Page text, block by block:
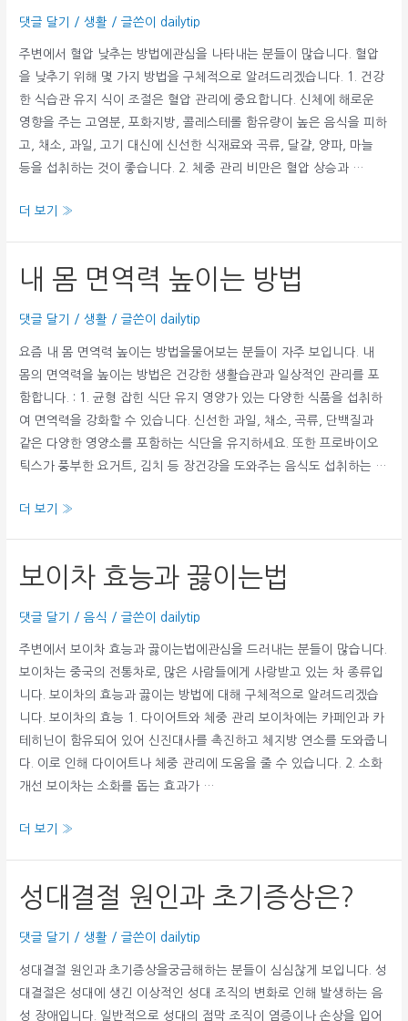
기
증
상
원
인
과
예
법
댓글 달기 /생활 / 글쓴이 dailytip
주변에서 혈압 낮추는 방법에관심을 나타내는 분들이 많습니다. 혈압
을 낮추기 위해 몇 가지 방법을 구체적으로 알려드리겠습니다. 1. 건강
한 식습관 유지 식이 조절은 혈압 관리에 중요합니다. 신체에 해로운
영향을 주는 고염분, 포화지방, 콜레스테롤 함유량이 높은 음식을 피하
고, 채소, 과일, 고기 대신에 신선한 식재료와 곡류, 달걀, 양파, 마늘
등을 섭취하는 것이 좋습니다. 2. 체중 관리 비만은 혈압 상승과 …
혈
방
법
더 보기 »
내 몸 면역력 높이는 방법
댓글 달기 /생활 / 글쓴이 dailytip
요즘 내 몸 면역력 높이는 방법을물어보는 분들이 자주 보입니다. 내
몸의 면역력을 높이는 방법은 건강한 생활습관과 일상적인 관리를 포
함합니다. : 1. 균형 잡힌 식단 유지 영양가 있는 다양한 식품을 섭취하
여 면역력을 강화할 수 있습니다. 신선한 과일, 채소, 곡류, 단백질과
같은 다양한 영양소를 포함하는 식단을 유지하세요. 또한 프로바이오
틱스가 풍부한 요거트, 김치 등 장건강을 도와주는 음식도 섭취하는 …
내
역
높
이
는
방
법
더 보기 »
보이차 효능과 끓이는법
댓글 달기 /음식 / 글쓴이 dailytip
주변에서 보이차 효능과 끓이는법에관심을 드러내는 분들이 많습니다.
보이차는 중국의 전통차로, 많은 사람들에게 사랑받고 있는 차 종류입
니다. 보이차의 효능과 끓이는 방법에 대해 구체적으로 알려드리겠습
니다. 보이차의 효능 1. 다이어트와 체중 관리 보이차에는 카페인과 카
테히닌이 함유되어 있어 신진대사를 촉진하고 체지방 연소를 도와줍니
다. 이로 인해 다이어트나 체중 관리에 도움을 줄 수 있습니다. 2. 소화
개선 보이차는 소화를 돕는 효과가 …
보
효
과
끓
이
는
더 보기 »
성대결절 원인과 초기증상은?
댓글 달기 /생활 / 글쓴이 dailytip
성대결절 원인과 초기증상을궁금해하는 분들이 심심찮게 보입니다. 성
대결절은 성대에 생긴 이상적인 성대 조직의 변화로 인해 발생하는 음
성 장애입니다. 일반적으로 성대의 점막 조직이 염증이나 손상을 입어